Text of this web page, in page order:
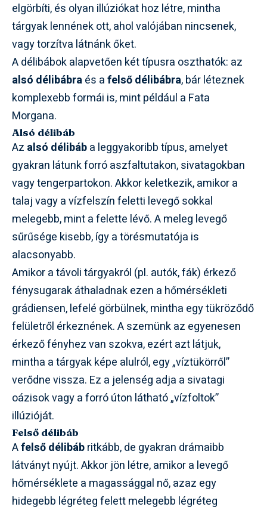
elgörbíti, és olyan illúziókat hoz létre, mintha
tárgyak lennének ott, ahol valójában nincsenek,
vagy torzítva látnánk őket.
A délibábok alapvetően két típusra oszthatók: az
alsó délibábraés afelső délibábra, bár léteznek
komplexebb formái is, mint például a Fata
Morgana.
Alsó délibáb
Az alsó délibába leggyakoribb típus, amelyet
gyakran látunk forró aszfaltutakon, sivatagokban
vagy tengerpartokon. Akkor keletkezik, amikor a
talaj vagy a vízfelszín feletti levegő sokkal
melegebb, mint a felette lévő. A meleg levegő
sűrűsége kisebb, így a törésmutatója is
alacsonyabb.
Amikor a távoli tárgyakról (pl. autók, fák) érkező
fénysugarak áthaladnak ezen a hőmérsékleti
grádiensen, lefelé görbülnek, mintha egy tükröződő
felületről érkeznének. A szemünk az egyenesen
érkező fényhez van szokva, ezért azt látjuk,
mintha a tárgyak képe alulról, egy „víztükörről”
verődne vissza. Ez a jelenség adja a sivatagi
oázisok vagy a forró úton látható „vízfoltok”
illúzióját.
Felső délibáb
Afelső délibábritkább, de gyakran drámaibb
látványt nyújt. Akkor jön létre, amikor a levegő
hőmérséklete a magassággal nő, azaz egy
hidegebb légréteg felett melegebb légréteg